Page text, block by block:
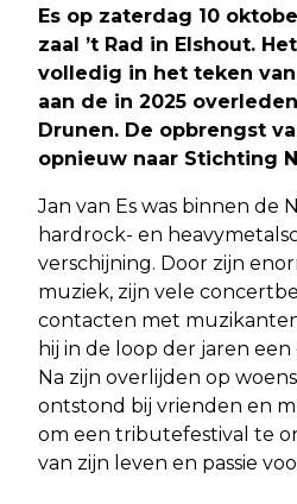
Es op zaterdag 10
zaal ’t Rad in Elshout.
volledig in het teken
aan de in 2025
Drunen. De opbrengst
opnieuw naar Stichting
Jan van Es was binnen de
hardrock- en
verschijning. Door zijn
muziek, zijn vele
contacten met
hij in de loop der jaren
Na zijn overlijden op
ontstond bij vrienden en
om een tributefestival te
van zijn leven en passie